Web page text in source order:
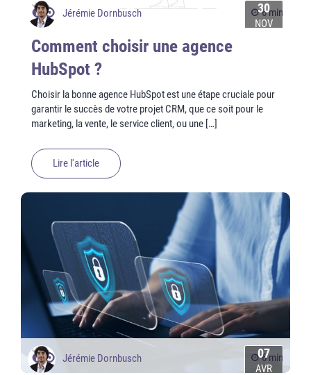
30
NOV
Jérémie Dornbusch 6 min
Comment choisir une agence
HubSpot ?
Choisir la bonne agence HubSpot est une étape cruciale pour
garantir le succès de votre projet CRM, que ce soit pour le
marketing, la vente, le service client, ou une […]
Lire l'article
07
AVR
Jérémie Dornbusch 6 min